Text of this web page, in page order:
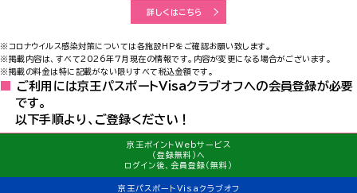
詳しくはこちら
※コロナウイルス感染対策については各施設HPをご確認お願い致します。
※掲載内容は、すべて2026年7月現在の情報です。内容が変更になる場合がございます。
※掲載の料金は特に記載がない限りすべて税込金額です。
ご利用には京王パスポートVisaクラブオフへの会員登録が必要
です。
以下手順より、ご登録ください！
京王ポイントWebサービス
（登録無料）へ
ログイン後、会員登録（無料）
京王パスポートVisaクラブオフ